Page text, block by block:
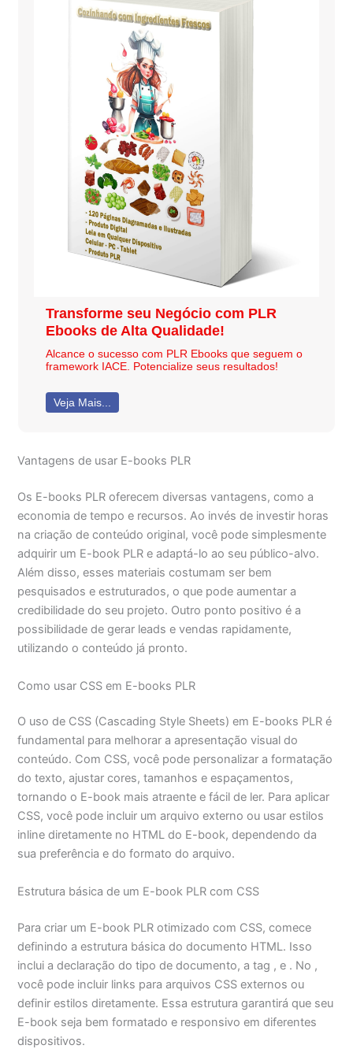
Transforme seu Negócio com PLR
Ebooks de Alta Qualidade!
Alcance o sucesso com PLR Ebooks que seguem o
framework IACE. Potencialize seus resultados!
Veja Mais...
Vantagens de usar E-books PLR
Os E-books PLR oferecem diversas vantagens, como a
economia de tempo e recursos. Ao invés de investir horas
na criação de conteúdo original, você pode simplesmente
adquirir um E-book PLR e adaptá-lo ao seu público-alvo.
Além disso, esses materiais costumam ser bem
pesquisados e estruturados, o que pode aumentar a
credibilidade do seu projeto. Outro ponto positivo é a
possibilidade de gerar leads e vendas rapidamente,
utilizando o conteúdo já pronto.
Como usar CSS em E-books PLR
O uso de CSS (Cascading Style Sheets) em E-books PLR é
fundamental para melhorar a apresentação visual do
conteúdo. Com CSS, você pode personalizar a formatação
do texto, ajustar cores, tamanhos e espaçamentos,
tornando o E-book mais atraente e fácil de ler. Para aplicar
CSS, você pode incluir um arquivo externo ou usar estilos
inline diretamente no HTML do E-book, dependendo da
sua preferência e do formato do arquivo.
Estrutura básica de um E-book PLR com CSS
Para criar um E-book PLR otimizado com CSS, comece
definindo a estrutura básica do documento HTML. Isso
inclui a declaração do tipo de documento, a tag , e . No ,
você pode incluir links para arquivos CSS externos ou
definir estilos diretamente. Essa estrutura garantirá que seu
E-book seja bem formatado e responsivo em diferentes
dispositivos.